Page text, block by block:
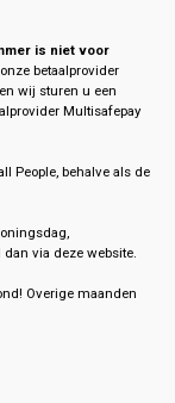
is niet voor
betaalprovider
wij sturen u een
Multisafepay
People, behalve als de
via deze website.
Overige maanden